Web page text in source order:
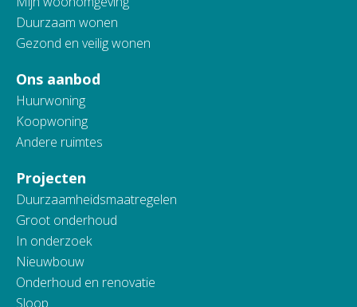
Duurzaam wonen
Gezond en veilig wonen
Ons aanbod
Huurwoning
Koopwoning
Andere ruimtes
Projecten
Duurzaamheidsmaatregelen
Groot onderhoud
In onderzoek
Nieuwbouw
Onderhoud en renovatie
Sloop